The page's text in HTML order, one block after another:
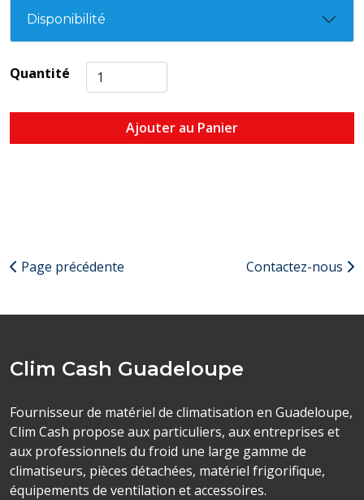
Disponibilité
Quantité
Ajouter au Panier
Page précédente Contactez-nous
Clim Cash Guadeloupe
Fournisseur de matériel de climatisation en Guadeloupe,
Clim Cash propose aux particuliers, aux entreprises et
aux professionnels du froid une large gamme de
climatiseurs, pièces détachées, matériel frigorifique,
équipements de ventilation et accessoires.